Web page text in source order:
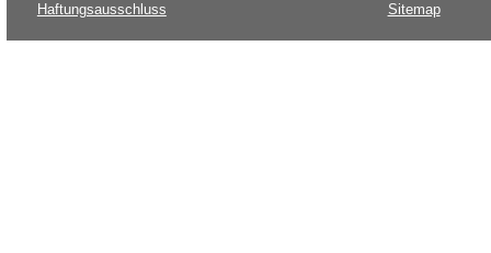
Haftungsausschluss Sitemap